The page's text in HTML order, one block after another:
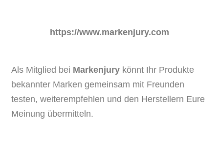
https://www.markenjury.com
Als Mitglied bei Markenjurykönnt Ihr Produkte
bekannter Marken gemeinsam mit Freunden
testen, weiterempfehlen und den Herstellern Eure
Meinung übermitteln.